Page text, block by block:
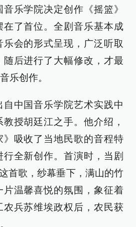
乐学院决定创作《摇篮》
在了首位。全剧音乐基本成
会的形式呈现，广泛听取
后进行了大幅修改，才最
乐创作。
自中国音乐学院艺术实践中
授胡廷江之手。他介绍，
》吸收了当地民歌的音程特
全新创作。首演时，当剧
首歌，纱幕垂下，满山的竹
片温馨喜悦的氛围，象征着
农兵苏维埃政权后，农民获